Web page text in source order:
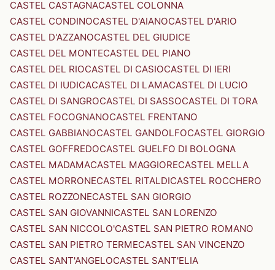
CASTEL CASTAGNACASTEL COLONNA
CASTEL CONDINOCASTEL D'AIANOCASTEL D'ARIO
CASTEL D'AZZANOCASTEL DEL GIUDICE
CASTEL DEL MONTECASTEL DEL PIANO
CASTEL DEL RIOCASTEL DI CASIOCASTEL DI IERI
CASTEL DI IUDICACASTEL DI LAMACASTEL DI LUCIO
CASTEL DI SANGROCASTEL DI SASSOCASTEL DI TORA
CASTEL FOCOGNANOCASTEL FRENTANO
CASTEL GABBIANOCASTEL GANDOLFOCASTEL GIORGIO
CASTEL GOFFREDOCASTEL GUELFO DI BOLOGNA
CASTEL MADAMACASTEL MAGGIORECASTEL MELLA
CASTEL MORRONECASTEL RITALDICASTEL ROCCHERO
CASTEL ROZZONECASTEL SAN GIORGIO
CASTEL SAN GIOVANNICASTEL SAN LORENZO
CASTEL SAN NICCOLO'CASTEL SAN PIETRO ROMANO
CASTEL SAN PIETRO TERMECASTEL SAN VINCENZO
CASTEL SANT'ANGELOCASTEL SANT'ELIA